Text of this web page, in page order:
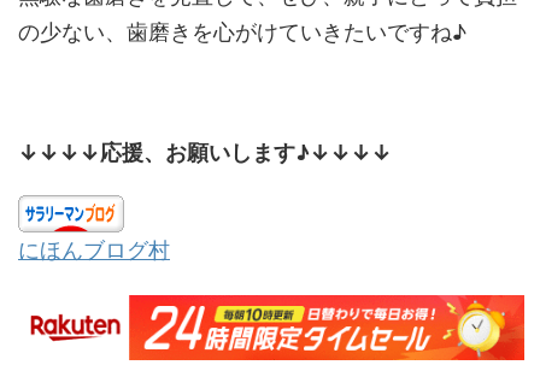
の少ない、歯磨きを心がけていきたいですね♪
↓↓↓↓応援、お願いします♪↓↓↓↓
にほんブログ村